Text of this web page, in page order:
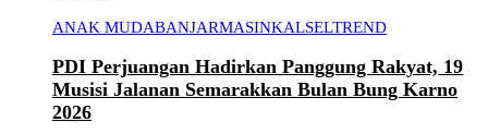
ANAK MUDABANJARMASINKALSELTREND
PDI Perjuangan Hadirkan Panggung Rakyat, 19
Musisi Jalanan Semarakkan Bulan Bung Karno
2026